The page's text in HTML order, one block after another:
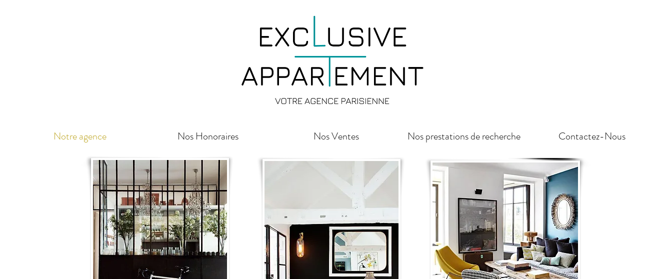
Notre agence Nos Honoraires Nos Ventes Nos prestations de recherche Contactez-Nous